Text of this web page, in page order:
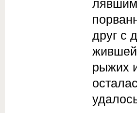
друг с
жившей
рыжих